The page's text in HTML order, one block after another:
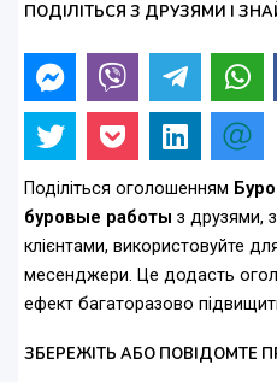
ПОДІЛІТЬСЯ З ДРУЗЯМИ І
Поділіться оголошенням
буровые работы з друзями,
клієнтами, використовуйте
месенджери. Це додасть
ефект багаторазово
ЗБЕРЕЖІТЬ АБО ПОВІДОМТЕ